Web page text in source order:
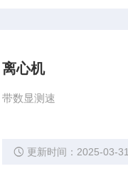
离心机
带数显测速
更新时间：2025-03-31